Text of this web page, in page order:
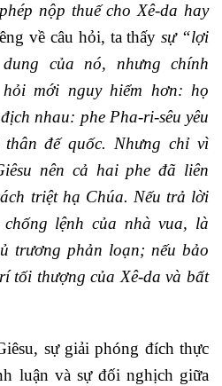
nộp thuế cho Xê-da hay
về câu hỏi, ta thấysự “lợi
của nó, nhưng chính
mới nguy hiểm hơn: họ
nhau: phe Pha-ri-sêu yêu
thân đế quốc. Nhưng chỉ vì
nên cả hai phe đã liên
triệt hạ Chúa. Nếu trả lời
lệnh của nhà vua, là
trương phản loạn; nếu bảo
tối thượng của Xê-da và bất
sự giải phóng đích thực
luận và sự đối nghịch giữa